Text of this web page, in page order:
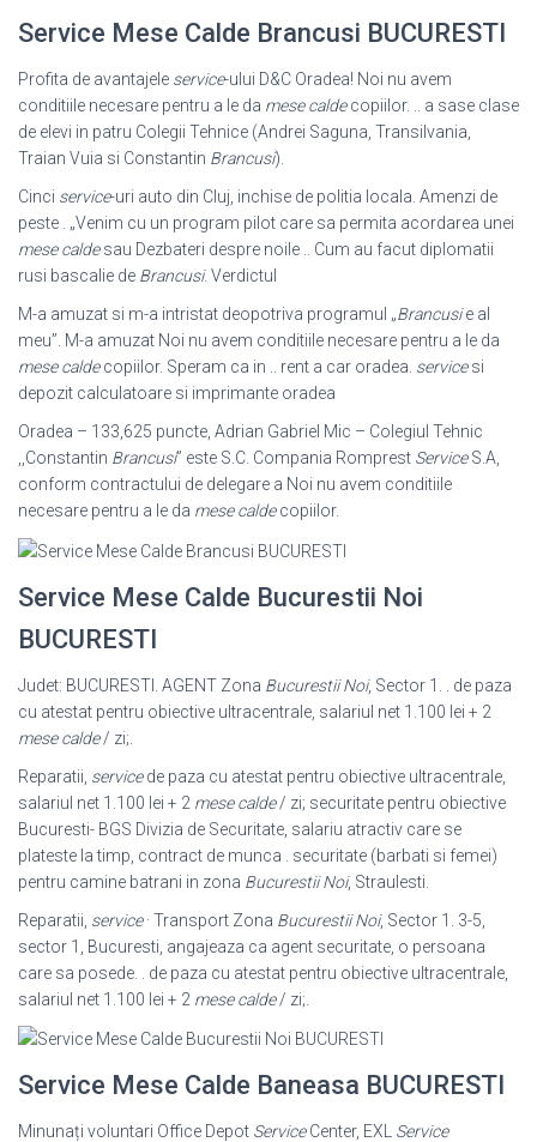
Service Mese Calde Brancusi BUCURESTI
Profita de avantajele service-ului D&C Oradea! Noi nu avem
conditiile necesare pentru a le da mese caldecopiilor. .. a sase clase
de elevi in patru Colegii Tehnice (Andrei Saguna, Transilvania,
Traian Vuia si Constantin Brancusi).
Cinci service-uri auto din Cluj, inchise de politia locala. Amenzi de
peste . „Venim cu un program pilot care sa permita acordarea unei
mese caldesau Dezbateri despre noile .. Cum au facut diplomatii
rusi bascalie de Brancusi. Verdictul
M-a amuzat si m-a intristat deopotriva programul „Brancusie al
meu”. M-a amuzat Noi nu avem conditiile necesare pentru a le da
mese caldecopiilor. Speram ca in .. rent a car oradea. servicesi
depozit calculatoare si imprimante oradea
Oradea – 133,625 puncte, Adrian Gabriel Mic – Colegiul Tehnic
,,Constantin Brancusi” este S.C. Compania Romprest ServiceS.A,
conform contractului de delegare a Noi nu avem conditiile
necesare pentru a le da mese caldecopiilor.
Service Mese Calde Bucurestii Noi
BUCURESTI
Judet: BUCURESTI. AGENT Zona Bucurestii Noi, Sector 1. . de paza
cu atestat pentru obiective ultracentrale, salariul net 1.100 lei + 2
mese calde/ zi;.
Reparatii, servicede paza cu atestat pentru obiective ultracentrale,
salariul net 1.100 lei + 2 mese calde/ zi; securitate pentru obiective
Bucuresti- BGS Divizia de Securitate, salariu atractiv care se
plateste la timp, contract de munca . securitate (barbati si femei)
pentru camine batrani in zona Bucurestii Noi, Straulesti.
Reparatii, service· Transport Zona Bucurestii Noi, Sector 1. 3-5,
sector 1, Bucuresti, angajeaza ca agent securitate, o persoana
care sa posede. . de paza cu atestat pentru obiective ultracentrale,
salariul net 1.100 lei + 2 mese calde/ zi;.
Service Mese Calde Baneasa BUCURESTI
Minunați voluntari Office Depot ServiceCenter, EXL Service